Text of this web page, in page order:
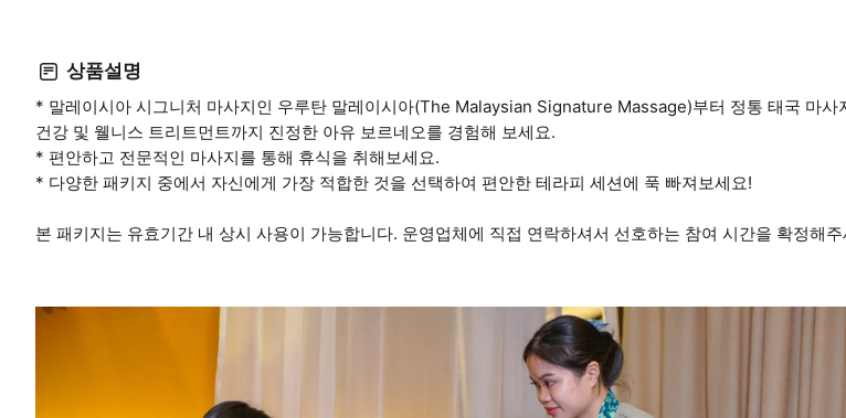
상품설명
* 말레이시아 시그니처 마사지인 우루탄 말레이시아(The Malaysian Signature Massage)부터 정통 태국 마사
건강 및 웰니스 트리트먼트까지 진정한 아유 보르네오를 경험해 보세요.
* 편안하고 전문적인 마사지를 통해 휴식을 취해보세요.
* 다양한 패키지 중에서 자신에게 가장 적합한 것을 선택하여 편안한 테라피 세션에 푹 빠져보세요!
본 패키지는 유효기간 내 상시 사용이 가능합니다. 운영업체에 직접 연락하셔서 선호하는 참여 시간을 확정해주